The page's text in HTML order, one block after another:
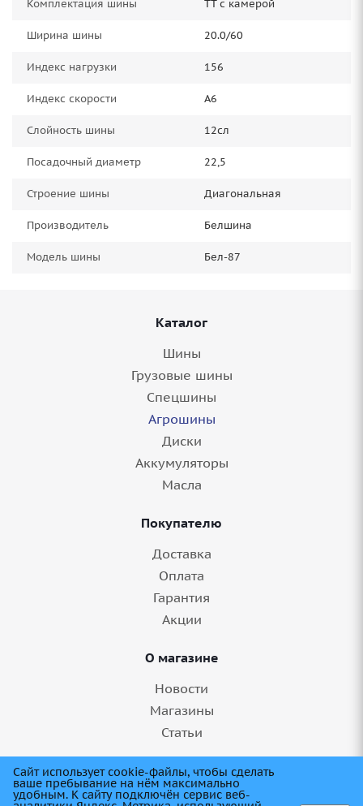
Комплектация шины TT с камерой
Ширина шины 20.0/60
Индекс нагрузки 156
Индекс скорости А6
Слойность шины 12сл
Посадочный диаметр 22,5
Строение шины Диагональная
Производитель Белшина
Модель шины Бел-87
Каталог
Шины
Грузовые шины
Спецшины
Агрошины
Диски
Аккумуляторы
Масла
Покупателю
Доставка
Оплата
Гарантия
Акции
О магазине
Новости
Магазины
Статьи
8 (845) 275-99-11
Сайт использует cookie-файлы, чтобы сделать
ваше пребывание на нём максимально
удобным. К cайту подключён сервис веб-